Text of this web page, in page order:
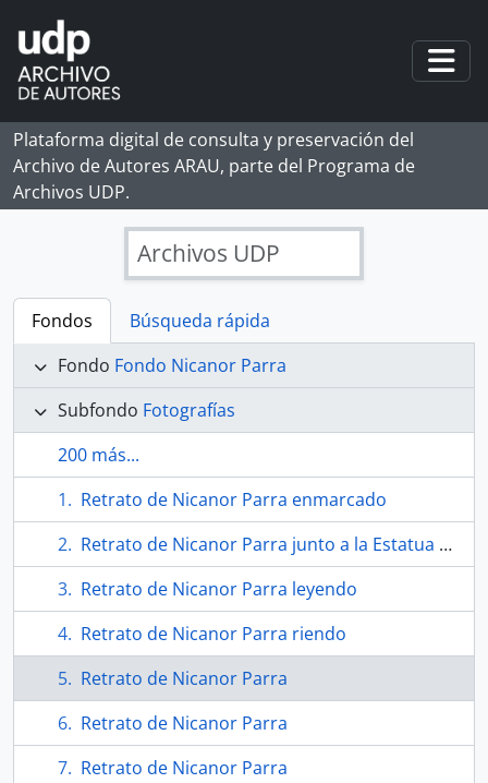
Skip to main content
Plataforma digital de consulta y preservación del
Archivo de Autores ARAU, parte del Programa de
Archivos UDP.
Archivos UDP
Fondos
Búsqueda rápida
Fondo Fondo Nicanor Parra
Subfondo Fotografías
200 más...
Retrato de Nicanor Parra enmarcado
Retrato de Nicanor Parra junto a la Estatua de la Libertad
Retrato de Nicanor Parra leyendo
Retrato de Nicanor Parra riendo
Retrato de Nicanor Parra
Retrato de Nicanor Parra
Retrato de Nicanor Parra